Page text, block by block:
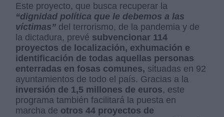
Este proyecto, que busca recuperar la
“dignidad política que le debemos a las
víctimas” del terrorismo, de la pandemia y de
la dictadura, prevé subvencionar 114
proyectos de localización, exhumación e
identificación de todas aquellas personas
enterradas en fosas comunes, situadas en 92
ayuntamientos de todo el país. Gracias a la
inversión de 1,5 millones de euros, este
programa también facilitará la puesta en
marcha de otros 44 proyectos de